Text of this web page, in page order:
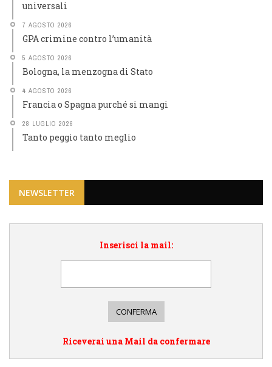
universali
7 AGOSTO 2026
GPA crimine contro l’umanità
5 AGOSTO 2026
Bologna, la menzogna di Stato
4 AGOSTO 2026
Francia o Spagna purché si mangi
28 LUGLIO 2026
Tanto peggio tanto meglio
NEWSLETTER
Inserisci la mail:
Riceverai una Mail da confermare